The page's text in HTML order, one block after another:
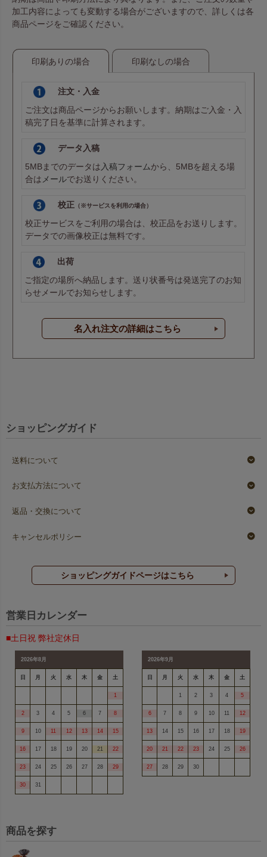
加工内容によっても変動する場合がございますので、詳しくは各
商品ページをご確認ください。
印刷ありの場合 印刷なしの場合
注文・入金
ご注文は商品ページからお願いします。納期はご入金・入
稿完了日を基準に計算されます。
データ入稿
5MBまでのデータは 入稿フォームから、5MBを超える場
合は メールでお送りください。
校正（※サービスを利用の場合）
校正サービスをご利用の場合は、校正品をお送りします。
データでの画像校正は無料です。
出荷
ご指定の場所へ納品します。送り状番号は発送完了のお知
らせメールでお知らせします。
名入れ注文の詳細はこちら
ショッピングガイド
送料について
お支払方法について
返品・交換について
キャンセルポリシー
ショッピングガイドページはこちら
営業日カレンダー
■土日祝 弊社定休日
2026年8月
日 月 火 水 木 金 土
1
2 3 4 5 6 7 8
9 10 11 12 13 14 15
16 17 18 19 20 21 22
23 24 25 26 27 28 29
30 31
2026年9月
日 月 火 水 木 金 土
1 2 3 4 5
6 7 8 9 10 11 12
13 14 15 16 17 18 19
20 21 22 23 24 25 26
27 28 29 30
商品を探す